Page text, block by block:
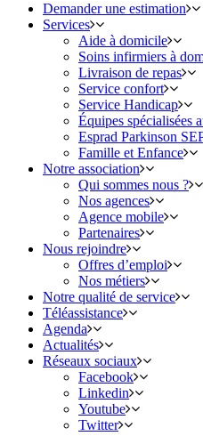
Demander une estimation
Services
Aide à domicile
Soins infirmiers à
Livraison de repas
Service confort
Service Handicap
Équipes spécialisées
Esprad Parkinson
Famille et Enfance
Notre association
Qui sommes nous ?
Nos agences
Agence mobile
Partenaires
Nous rejoindre
Offres d’emploi
Nos métiers
Notre qualité de service
Téléassistance
Agenda
Actualités
Réseaux sociaux
Facebook
Linkedin
Youtube
Twitter